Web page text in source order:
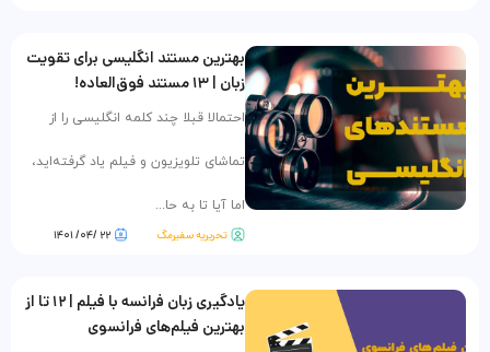
بهترین مستند انگلیسی برای تقویت
زبان | ۱۳ مستند فوق‌العاده!
احتمالا قبلا چند کلمه انگلیسی را از
تماشای تلویزیون و فیلم یاد گرفته‌اید،
اما آیا تا به حا...
تحریریه سفیرمگ ۲۲ /۰۴/ ۱۴۰۱
یادگیری زبان فرانسه با فیلم | ۱۲ تا از
بهترین فیلم‌های فرانسوی